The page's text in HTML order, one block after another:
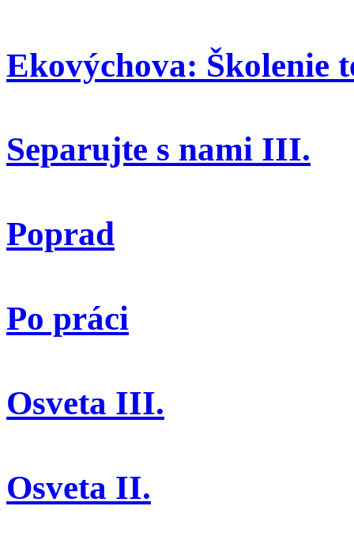
Ekovýchova: Školenie
Separujte s nami III.
Poprad
Po práci
Osveta III.
Osveta II.